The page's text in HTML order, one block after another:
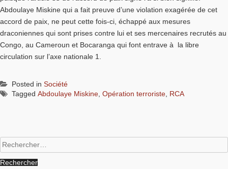
Abdoulaye Miskine qui a fait preuve d’une violation exagérée de cet
accord de paix, ne peut cette fois-ci, échappé aux mesures
draconiennes qui sont prises contre lui et ses mercenaires recrutés au
Congo, au Cameroun et Bocaranga qui font entrave à la libre
circulation sur l’axe nationale 1.
Posted in Société
Tagged Abdoulaye Miskine Opération terroriste RCA
Rechercher :